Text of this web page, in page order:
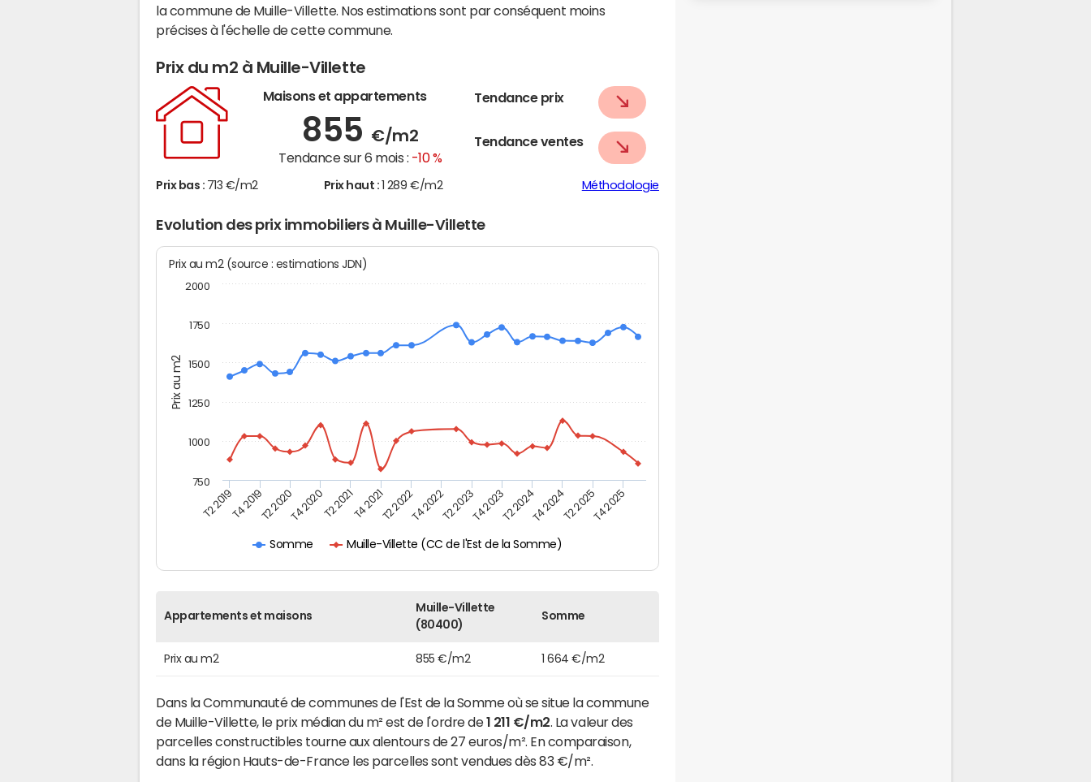
la commune de Muille-Villette. Nos estimations sont par conséquent moins
précises à l'échelle de cette commune.
Prix du m2 à Muille-Villette
Maisons et appartements
855 €/m2
Tendance sur 6 mois : -10 %
Tendance prix
Tendance ventes
Prix bas : 713 €/m2 Prix haut : 1 289 €/m2 Méthodologie
Evolution des prix immobiliers à Muille-Villette
Prix au m2
Prix au m2 (source : estimations JDN)
Somme Muille-Villette (CC de l'Est de la Somme)
T2 2019T4 2019T2 2020T4 2020T2 2021T4 2021T2 2022T4 2022T2 2023T4 2023T2 2024T4 2024T2 2025T4 2025
750
1000
1250
1500
1750
2000
Appartements et maisons
Muille-Villette
(80400)
Somme
Prix au m2 855 €/m2 1 664 €/m2
Dans la Communauté de communes de l'Est de la Somme où se situe la commune
de Muille-Villette, le prix médian du m² est de l'ordre de1 211 €/m2 . La valeur des
parcelles constructibles tourne aux alentours de 27 euros/m². En comparaison,
dans la région Hauts-de-France les parcelles sont vendues dès 83 €/m².